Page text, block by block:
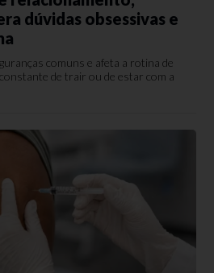
dúvidas obsessivas e
comuns e afeta a rotina de
de trair ou de estar com a